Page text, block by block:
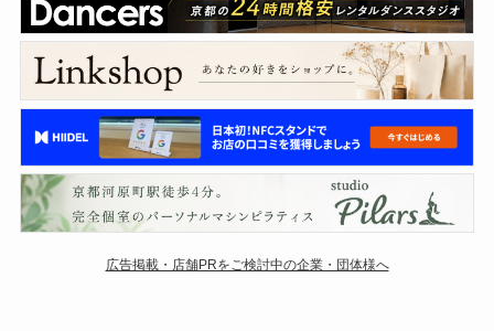
広告掲載・店舗PRをご検討中の企業・団体様へ